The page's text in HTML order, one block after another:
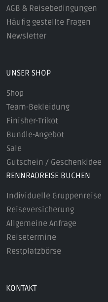
AGB & Reisebedingungen
Häufig gestellte Fragen
Newsletter
UNSER SHOP
Shop
Team-Bekleidung
Finisher-Trikot
Bundle-Angebot
Sale
Gutschein / Geschenkidee
RENNRADREISE BUCHEN
Individuelle Gruppenreise
Reiseversicherung
Allgemeine Anfrage
Reisetermine
Restplatzbörse
KONTAKT